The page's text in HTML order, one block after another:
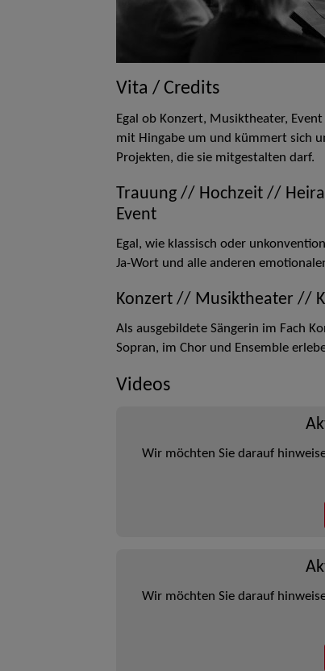
Vita / Credits
Egal ob Konzert, Musiktheater,
mit Hingabe um und kümmert sich
Projekten, die sie mitgestalten darf.
Trauung // Hochzeit //
Event
Egal, wie klassisch oder
Ja-Wort und alle anderen
Konzert // Musiktheater //
Als ausgebildete Sängerin im Fach
Sopran, im Chor und Ensemble
Videos
Wir möchten Sie darauf
Wir möchten Sie darauf